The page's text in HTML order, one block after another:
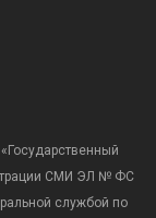
СМИ ЭЛ № ФС
службой по